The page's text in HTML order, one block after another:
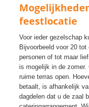
feestlocatie
Voor ieder gezelschap
Bijvoorbeeld voor 20
personen of tot maar
is mogelijk in de zomer.
ruime terras open.
betaalt, is afhankelijk
dagdelen dat u de zaal